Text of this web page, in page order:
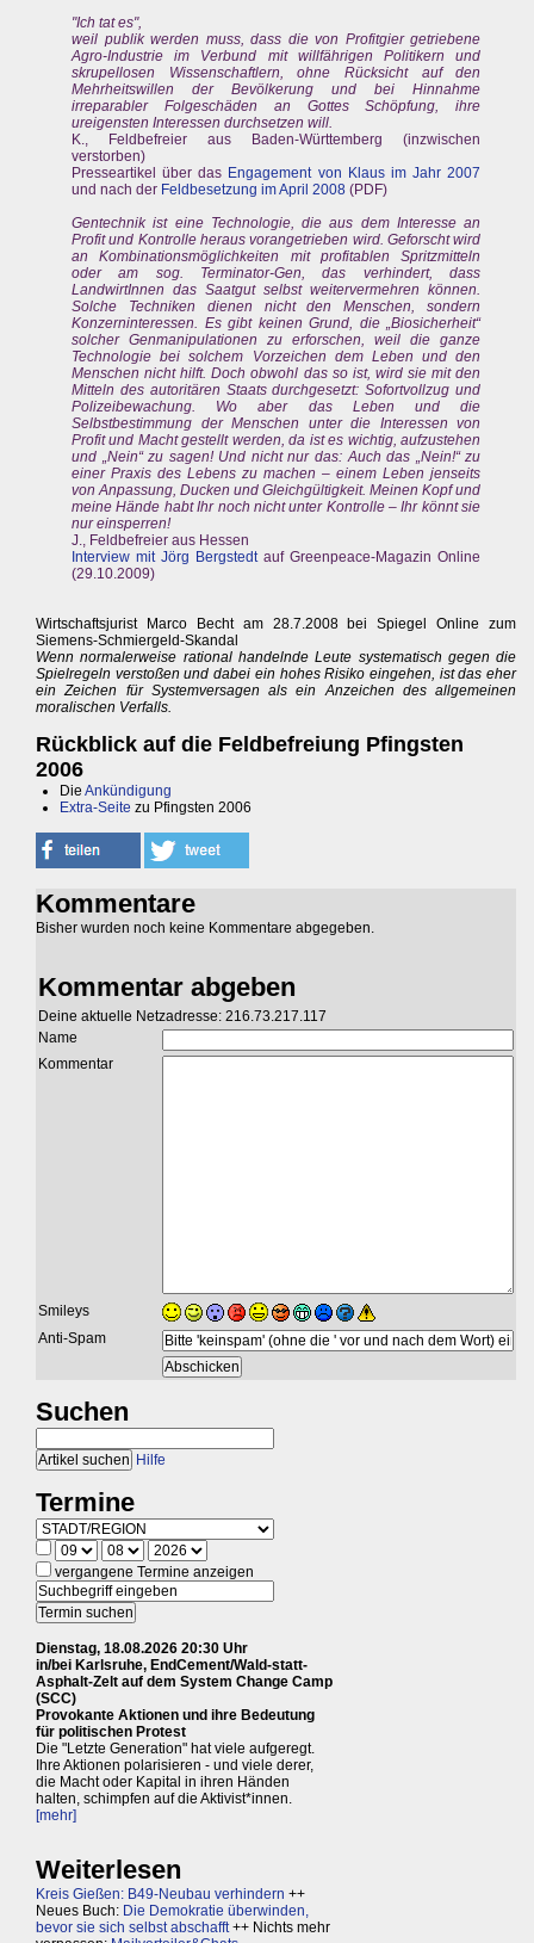
"Ich tat es",
weil publik werden muss, dass die von Profitgier getriebene
Agro-Industrie im Verbund mit willfährigen Politikern und
skrupellosen Wissenschaftlern, ohne Rücksicht auf den
Mehrheitswillen der Bevölkerung und bei Hinnahme
irreparabler Folgeschäden an Gottes Schöpfung, ihre
ureigensten Interessen durchsetzen will.
K., Feldbefreier aus Baden-Württemberg (inzwischen
verstorben)
Presseartikel über das Engagement von Klaus im Jahr 2007
und nach der Feldbesetzung im April 2008 (PDF)
Gentechnik ist eine Technologie, die aus dem Interesse an
Profit und Kontrolle heraus vorangetrieben wird. Geforscht wird
an Kombinationsmöglichkeiten mit profitablen Spritzmitteln
oder am sog. Terminator-Gen, das verhindert, dass
LandwirtInnen das Saatgut selbst weitervermehren können.
Solche Techniken dienen nicht den Menschen, sondern
Konzerninteressen. Es gibt keinen Grund, die „Biosicherheit“
solcher Genmanipulationen zu erforschen, weil die ganze
Technologie bei solchem Vorzeichen dem Leben und den
Menschen nicht hilft. Doch obwohl das so ist, wird sie mit den
Mitteln des autoritären Staats durchgesetzt: Sofortvollzug und
Polizeibewachung. Wo aber das Leben und die
Selbstbestimmung der Menschen unter die Interessen von
Profit und Macht gestellt werden, da ist es wichtig, aufzustehen
und „Nein“ zu sagen! Und nicht nur das: Auch das „Nein!“ zu
einer Praxis des Lebens zu machen – einem Leben jenseits
von Anpassung, Ducken und Gleichgültigkeit. Meinen Kopf und
meine Hände habt Ihr noch nicht unter Kontrolle – Ihr könnt sie
nur einsperren!
J., Feldbefreier aus Hessen
Interview mit Jörg Bergstedtauf Greenpeace-Magazin Online
(29.10.2009)
Wirtschaftsjurist Marco Becht am 28.7.2008 bei Spiegel Online zum
Siemens-Schmiergeld-Skandal
Wenn normalerweise rational handelnde Leute systematisch gegen die
Spielregeln verstoßen und dabei ein hohes Risiko eingehen, ist das eher
ein Zeichen für Systemversagen als ein Anzeichen des allgemeinen
moralischen Verfalls.
Rückblick auf die Feldbefreiung Pfingsten
2006
Die Ankündigung
Extra-Seite zu Pfingsten 2006
Kommentare
Bisher wurden noch keine Kommentare abgegeben.
Kommentar abgeben
Deine aktuelle Netzadresse: 216.73.217.117
Name
Kommentar
Smileys
Anti-Spam
Suchen
Hilfe
Termine
vergangene Termine anzeigen
Dienstag, 18.08.2026 20:30 Uhr
in/bei Karlsruhe, EndCement/Wald-statt-
Asphalt-Zelt auf dem System Change Camp
(SCC)
Provokante Aktionen und ihre Bedeutung
für politischen Protest
Die "Letzte Generation" hat viele aufgeregt.
Ihre Aktionen polarisieren - und viele derer,
die Macht oder Kapital in ihren Händen
halten, schimpfen auf die Aktivist*innen.
[mehr]
Weiterlesen
Kreis Gießen: B49-Neubau verhindern ++
Neues Buch: Die Demokratie überwinden,
bevor sie sich selbst abschafft++ Nichts mehr